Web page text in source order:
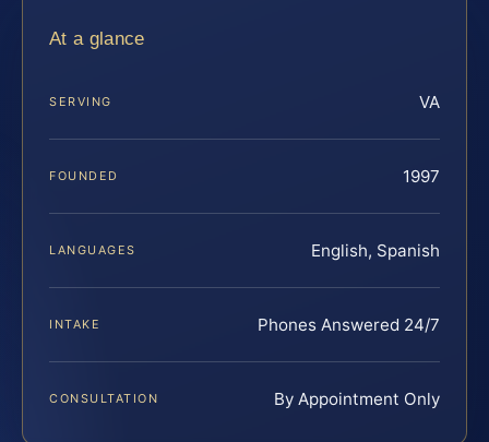
At a glance
SERVING VA
FOUNDED 1997
LANGUAGES English, Spanish
INTAKE Phones Answered 24/7
CONSULTATION By Appointment Only